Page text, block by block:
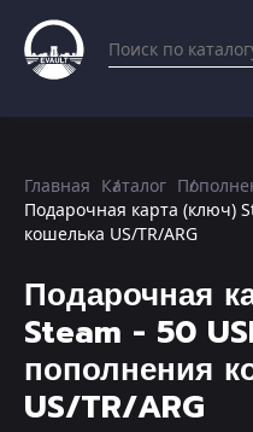
Главная Каталог
Подарочная карта (ключ)
кошелька US/TR/ARG
Подарочная
Steam - 50
пополнения
US/TR/ARG